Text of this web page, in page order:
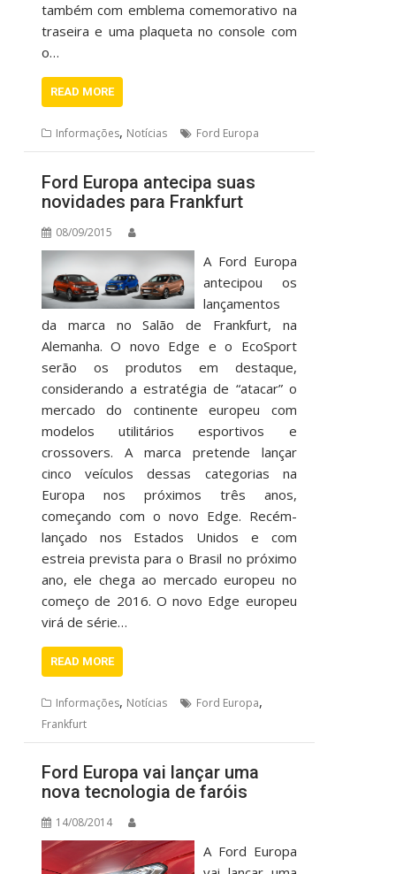
também com emblema comemorativo na
traseira e uma plaqueta no console com
o…
READ MORE
Informações, Notícias Ford Europa
Ford Europa antecipa suas
novidades para Frankfurt
08/09/2015
A Ford Europa
antecipou os
lançamentos
da marca no Salão de Frankfurt, na
Alemanha. O novo Edge e o EcoSport
serão os produtos em destaque,
considerando a estratégia de “atacar” o
mercado do continente europeu com
modelos utilitários esportivos e
crossovers. A marca pretende lançar
cinco veículos dessas categorias na
Europa nos próximos três anos,
começando com o novo Edge. Recém-
lançado nos Estados Unidos e com
estreia prevista para o Brasil no próximo
ano, ele chega ao mercado europeu no
começo de 2016. O novo Edge europeu
virá de série…
READ MORE
Informações, Notícias Ford Europa,
Frankfurt
Ford Europa vai lançar uma
nova tecnologia de faróis
14/08/2014
A Ford Europa